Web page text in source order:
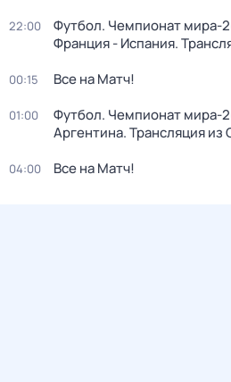
22:00
Футбол. Чемпионат мира-
Франция - Испания.
00:15 Все на Матч!
01:00
Футбол. Чемпионат мира-
Аргентина. Трансляция
04:00 Все на Матч!